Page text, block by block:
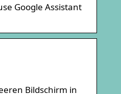
Google Assistant
Bildschirm in